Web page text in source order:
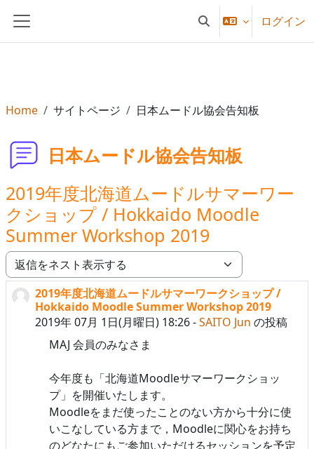
サイドパネル 検索入力に切り替える
ログイン
Home サイトページ 日本ムードル協会告知板
日本ムードル協会告知板
2019年度北海道ムードルサマーワー
クショップ / Hokkaido Moodle
Summer Workshop 2019
表示モード
2019年度北海道ムードルサマーワークショップ /
Hokkaido Moodle Summer Workshop 2019
2019年 07月 1日(月曜日) 18:26-SAITO Jun の投稿
返信数: 0
MAJ 会員のみなさま
今年度も「北海道Moodleサマーワークショッ
プ」を開催いたします。
Moodleをまだ使ったことのない方から十分に使
いこなしている方まで，Moodleに関心をお持ち
のどなたにもご参加いただけるセッションを予定